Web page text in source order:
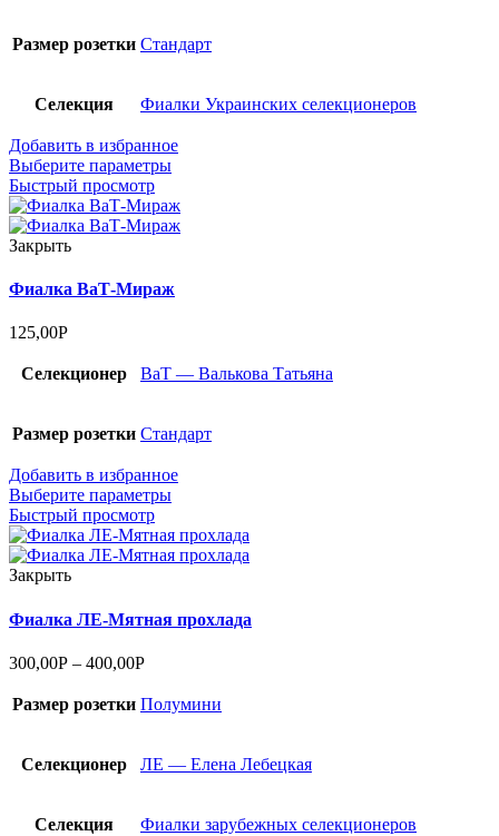
Размер розетки Стандарт
Селекция Фиалки Украинских селекционеров
Добавить в избранное
Выберите параметры
Быстрый просмотр
Закрыть
Фиалка ВаТ-Мираж
125,00Р
Селекционер ВаТ — Валькова Татьяна
Размер розетки Стандарт
Добавить в избранное
Выберите параметры
Быстрый просмотр
Закрыть
Фиалка ЛЕ-Мятная прохлада
300,00Р – 400,00Р
Размер розетки Полумини
Селекционер ЛЕ — Елена Лебецкая
Селекция Фиалки зарубежных селекционеров